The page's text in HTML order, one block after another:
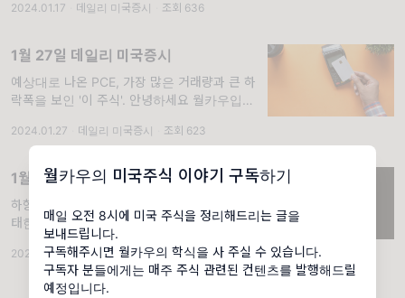
월카우의 미국주식 이야기 구독하기
매일 오전 8시에 미국 주식을 정리해드리는 글을
보내드립니다.
구독해주시면 월카우의 학식을 사 주실 수 있습니다.
구독자 분들에게는 매주 주식 관련된 컨텐츠를 발행해드릴
예정입니다.
다보스에 관련된 내용을 하나씩 실을 예정입니
2024.01.17 데일리 미국증시 조회 636
1월 27일 데일리 미국증시
예상대로 나온 PCE, 가장 많은 거래량과 큰 하
락폭을 보인 '이 주식'. 안녕하세요 월카우입니
다. 1. 시장 지표 확인하기 S&P 500
-3.19(0.07%)
2024.01.27 데일리 미국증시 조회 623
1월 3일 데일리 미국증시
하향 의견 후 3% 떨어진 애플, 1위의 자리가 위
태한 테슬라. 안녕하세요 월카우입니다. 2023
년 1월 3일 아침 미국증시 정리입니다. 1. 시장
지표 확인하기 S&P 500 -27(0.57%)
2024.01.03 · 데일리 미국증시 · 조회 530